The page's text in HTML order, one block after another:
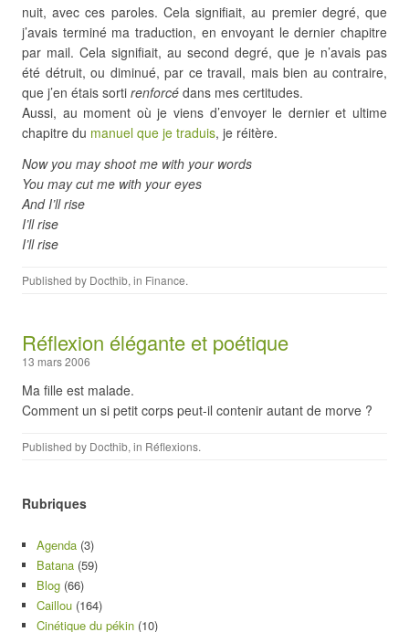
nuit, avec ces paroles. Cela signifiait, au premier degré, que
j’avais terminé ma traduction, en envoyant le dernier chapitre
par mail. Cela signifiait, au second degré, que je n’avais pas
été détruit, ou diminué, par ce travail, mais bien au contraire,
que j’en étais sorti renforcé dans mes certitudes.
Aussi, au moment où je viens d’envoyer le dernier et ultime
chapitre du manuel que je traduis, je réitère.
Now you may shoot me with your words
You may cut me with your eyes
And I’ll rise
I’ll rise
I’ll rise
Published by Docthib, in Finance.
Réflexion élégante et poétique
13 mars 2006
Ma fille est malade.
Comment un si petit corps peut-il contenir autant de morve ?
Published by Docthib, in Réflexions.
Rubriques
Agenda (3)
Batana (59)
Blog (66)
Caillou (164)
Cinétique du pékin (10)